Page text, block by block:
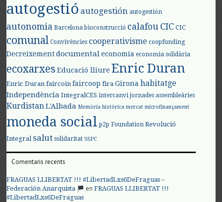
autogestió autogestión autogestión
autonomia Barcelona bioconstrucció calafouCIC CIC
comunal Convivències cooperativisme coopfunding
Decreixement documental economia economia solidària
ecoxarxes Educació lliure Enric Duran
Enric Duran faircoin faircoop fira Girona habitatge
Independència IntegralCES intercanvi jornades assembleàries
KurdistanL'Albada Memòria històrica mercat microfinançament
moneda social p2p Foundation Revolució
Integral salut solidaritat SSPC
Comentaris recents
FRAGUAS LLIBERTAT !!! #LibertadLxs6DeFraguas –
Federación Anarquista
enFRAGUAS LLIBERTAT !!!
#LibertadLxs6DeFraguas